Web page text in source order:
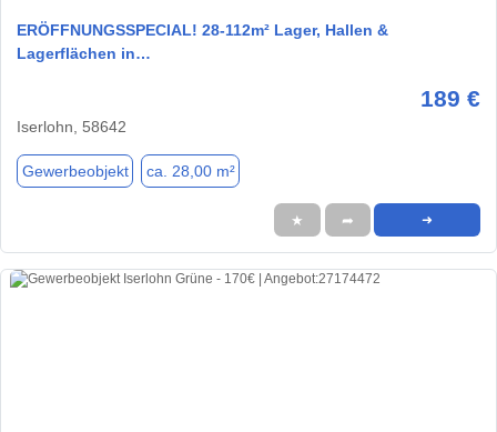
ERÖFFNUNGSSPECIAL! 28-112m² Lager, Hallen &
Lagerflächen in…
189 €
Iserlohn, 58642
Gewerbeobjekt ca. 28,00 m²
★ ➦ ➜